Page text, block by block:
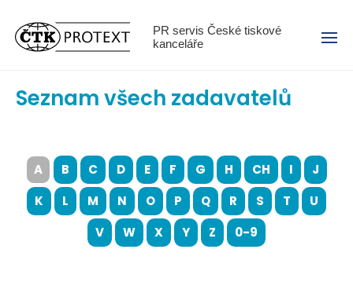
PR servis České tiskové
kanceláře
Menu
Seznam všech zadavatelů
A B C D E F G H CH I
J
K
L M N O P Q R S T
U
V
W X Y Z 0-9